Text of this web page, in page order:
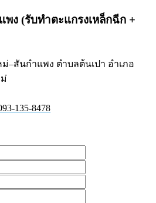
พง (รับทำตะแกรงเหล็กฉีก +
ม่–สันกำแพง ตำบลต้นเปา อำเภอ
135-8478